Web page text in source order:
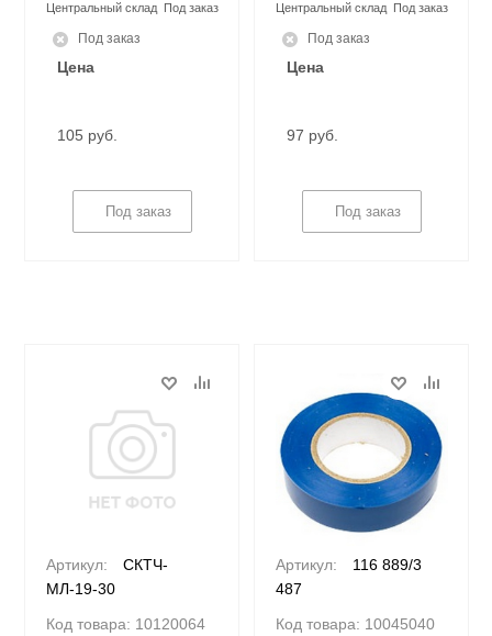
Центральный склад Под заказ
Под заказ
Цена
105 руб.
Под заказ
Центральный склад Под заказ
Под заказ
Цена
97 руб.
Под заказ
Артикул:
СКТЧ-
МЛ-19-30
Код товара: 10120064
Артикул:
116 889/3
487
Код товара: 10045040